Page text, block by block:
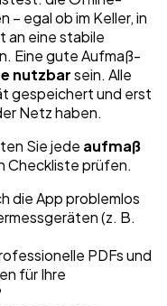
egal ob im Keller, in
an eine stabile
Eine gute Aufmaß-
nutzbarsein. Alle
gespeichert und erst
Netz haben.
Sie jede aufmaß
Checkliste prüfen.
die App problemlos
(z. B.
PDFs und
für Ihre